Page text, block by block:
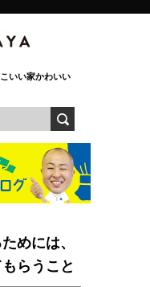
いい家かわいい
めには、
らうこと